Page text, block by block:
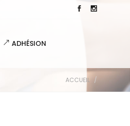
ADHÉSION
ACCUEIL